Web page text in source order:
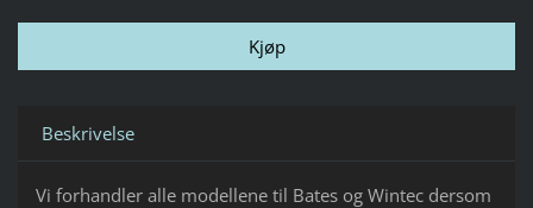
Beskrivelse
Vi forhandler alle modellene til Bates og Wintec dersom